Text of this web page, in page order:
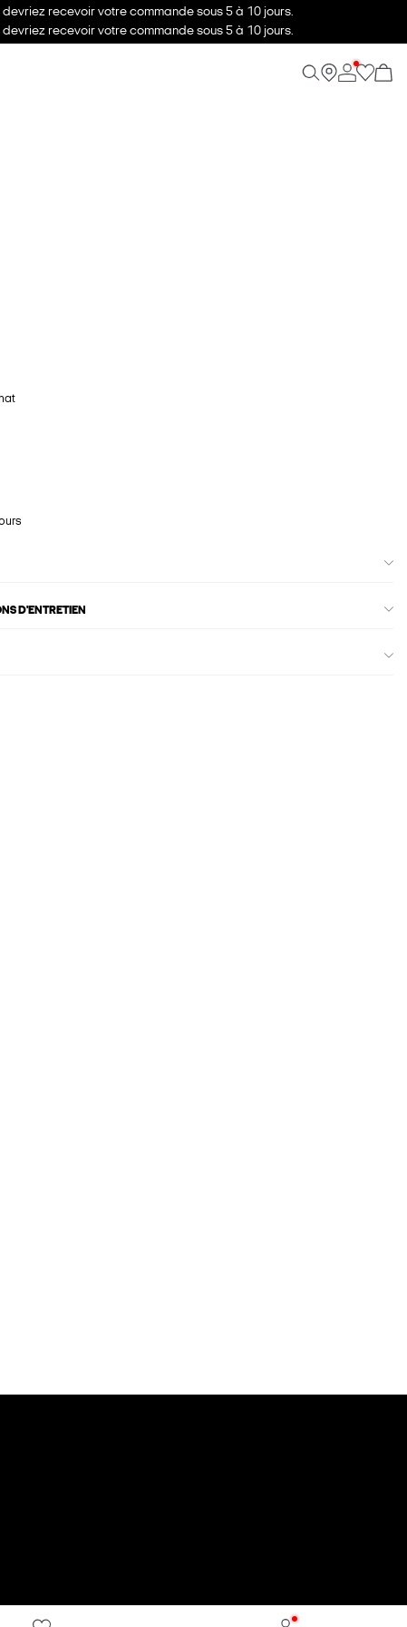
recevoir votre commande sous 5 à 10 jours.
recevoir votre commande sous 5 à 10 jours.
D'ENTRETIEN